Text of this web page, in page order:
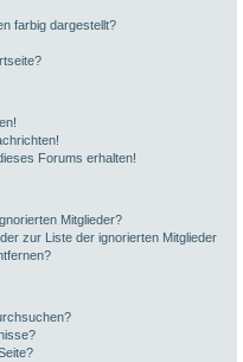
farbig dargestellt?
Forums erhalten!
Mitglieder?
zur Liste der ignorierten Mitglieder